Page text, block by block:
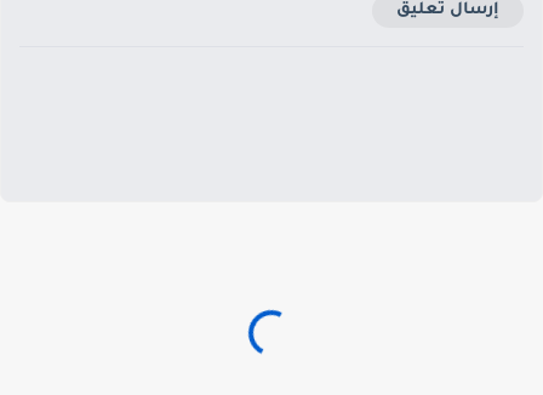
إرسال تعليق